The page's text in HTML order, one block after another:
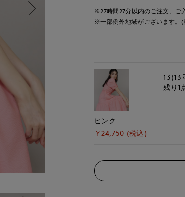
※27時間27分以内のご注文、ご
※一部例外地域がございます。(
ピンク
￥24,750 (税込)
13(13
残り1